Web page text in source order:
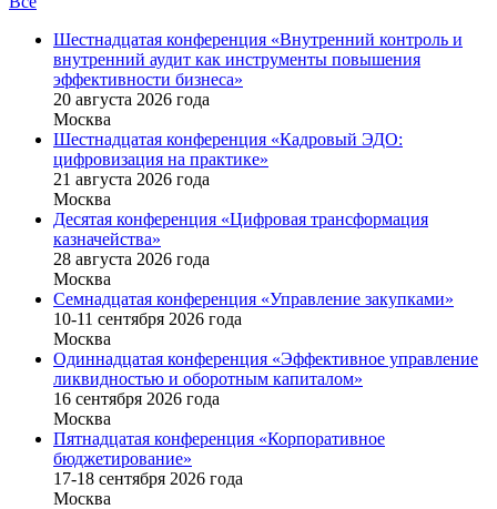
Шестнадцатая конференция «Внутренний контроль и
внутренний аудит как инструменты повышения
эффективности бизнеса»
20 августа 2026 года
Москва
Шестнадцатая конференция «Кадровый ЭДО:
цифровизация на практике»
21 августа 2026 года
Москва
Десятая конференция «Цифровая трансформация
казначейства»
28 августа 2026 года
Москва
Семнадцатая конференция «Управление закупками»
10-11 сентября 2026 года
Москва
Одиннадцатая конференция «Эффективное управление
ликвидностью и оборотным капиталом»
16 cентября 2026 года
Москва
Пятнадцатая конференция «Корпоративное
бюджетирование»
17-18 сентября 2026 года
Москва